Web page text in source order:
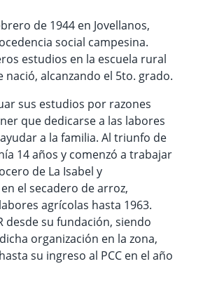
de 1944 en Jovellanos,
social campesina.
estudios en la escuela rural
alcanzando el 5to. grado.
sus estudios por razones
que dedicarse a las labores
a la familia. Al triunfo de
14 años y comenzó a trabajar
de La Isabel y
el secadero de arroz,
agrícolas hasta 1963.
desde su fundación, siendo
organización en la zona,
su ingreso al PCC en el año